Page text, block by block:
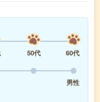
50代
60代
男性